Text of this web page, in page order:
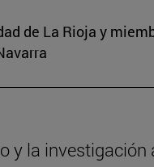
de La Rioja y
y la